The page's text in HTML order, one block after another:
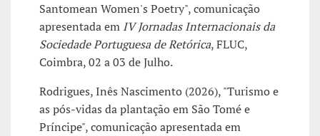
Santomean Women's Poetry", comunicação
apresentada em IV Jornadas Internacionais da
Sociedade Portuguesa de Retórica, FLUC,
Coimbra, 02 a 03 de Julho.
Rodrigues, Inês Nascimento (2026), "Turismo e
as pós-vidas da plantação em São Tomé e
Príncipe", comunicação apresentada em